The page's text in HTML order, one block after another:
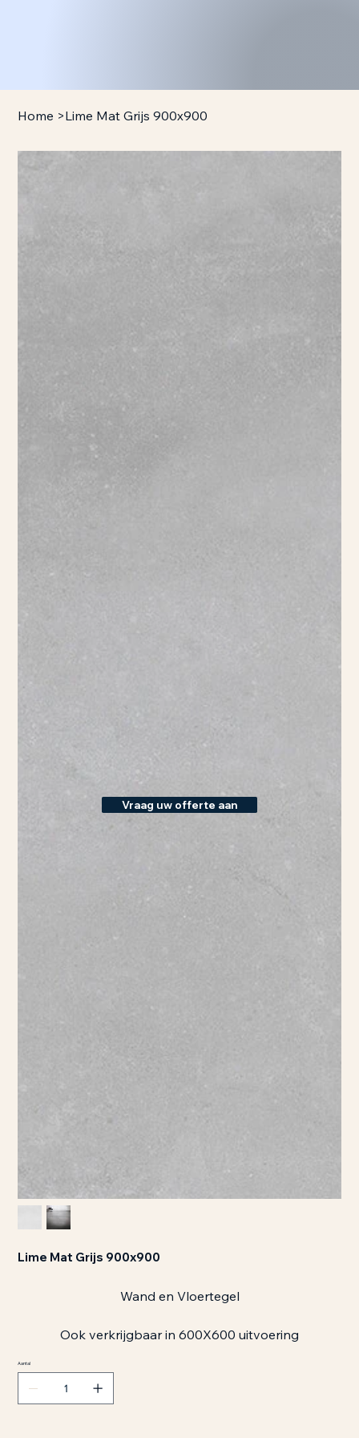
Home >Lime Mat Grijs 900x900
Lime Mat Grijs 900x900
Wand en Vloertegel
Ook verkrijgbaar in 600X600 uitvoering
Aantal
Vraag uw offerte aan